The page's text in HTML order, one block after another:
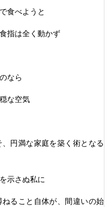
食べようと
指は全く動かず
なら
な空気
円満な家庭を築く術となる
示さぬ私に
ねること自体が、間違いの始